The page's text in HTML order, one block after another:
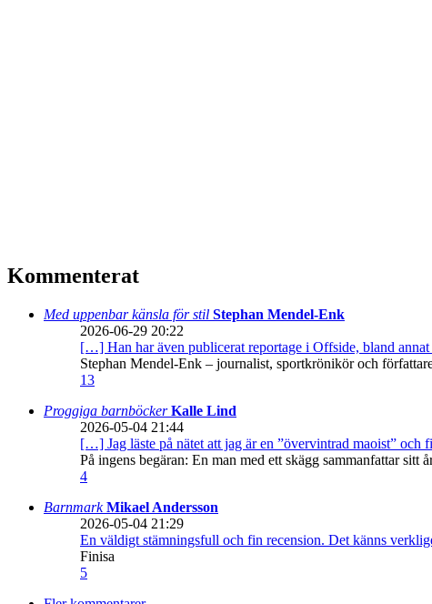
Kommenterat
Med uppenbar känsla för stil Stephan Mendel-Enk
2026-06-29 20:22
[…] Han har även publicerat reportage i Offside, bland
Stephan Mendel-Enk – journalist, sportkrönikör och
13
Proggiga barnböckerKalle Lind
2026-05-04 21:44
[…] Jag läste på nätet att jag är en ”övervintrad maoist” och
På ingens begäran: En man med ett skägg sammanfattar sitt
4
BarnmarkMikael Andersson
2026-05-04 21:29
En väldigt stämningsfull och fin recension. Det känns
Finisa
5